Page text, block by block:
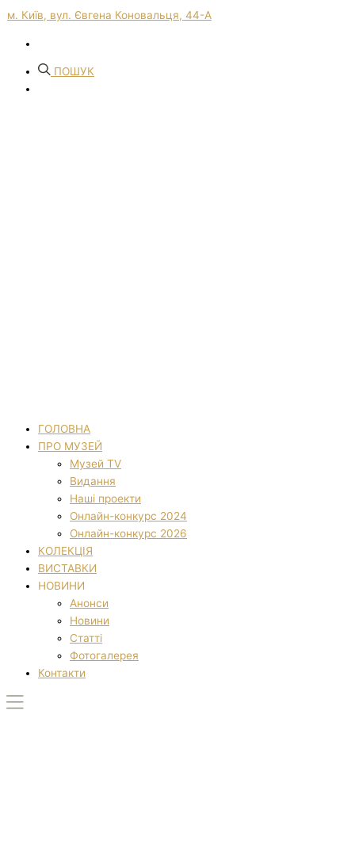
м. Київ, вул. Євгена Коновальця, 44-А
ПОШУК
ГОЛОВНА
ПРО МУЗЕЙ
Музей TV
Видання
Наші проекти
Онлайн-конкурс 2024
Онлайн-конкурс 2026
КОЛЕКЦІЯ
ВИСТАВКИ
НОВИНИ
Анонси
Новини
Статті
Фотогалерея
Контакти